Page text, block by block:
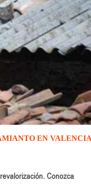
EN VALENCIA
Conozca